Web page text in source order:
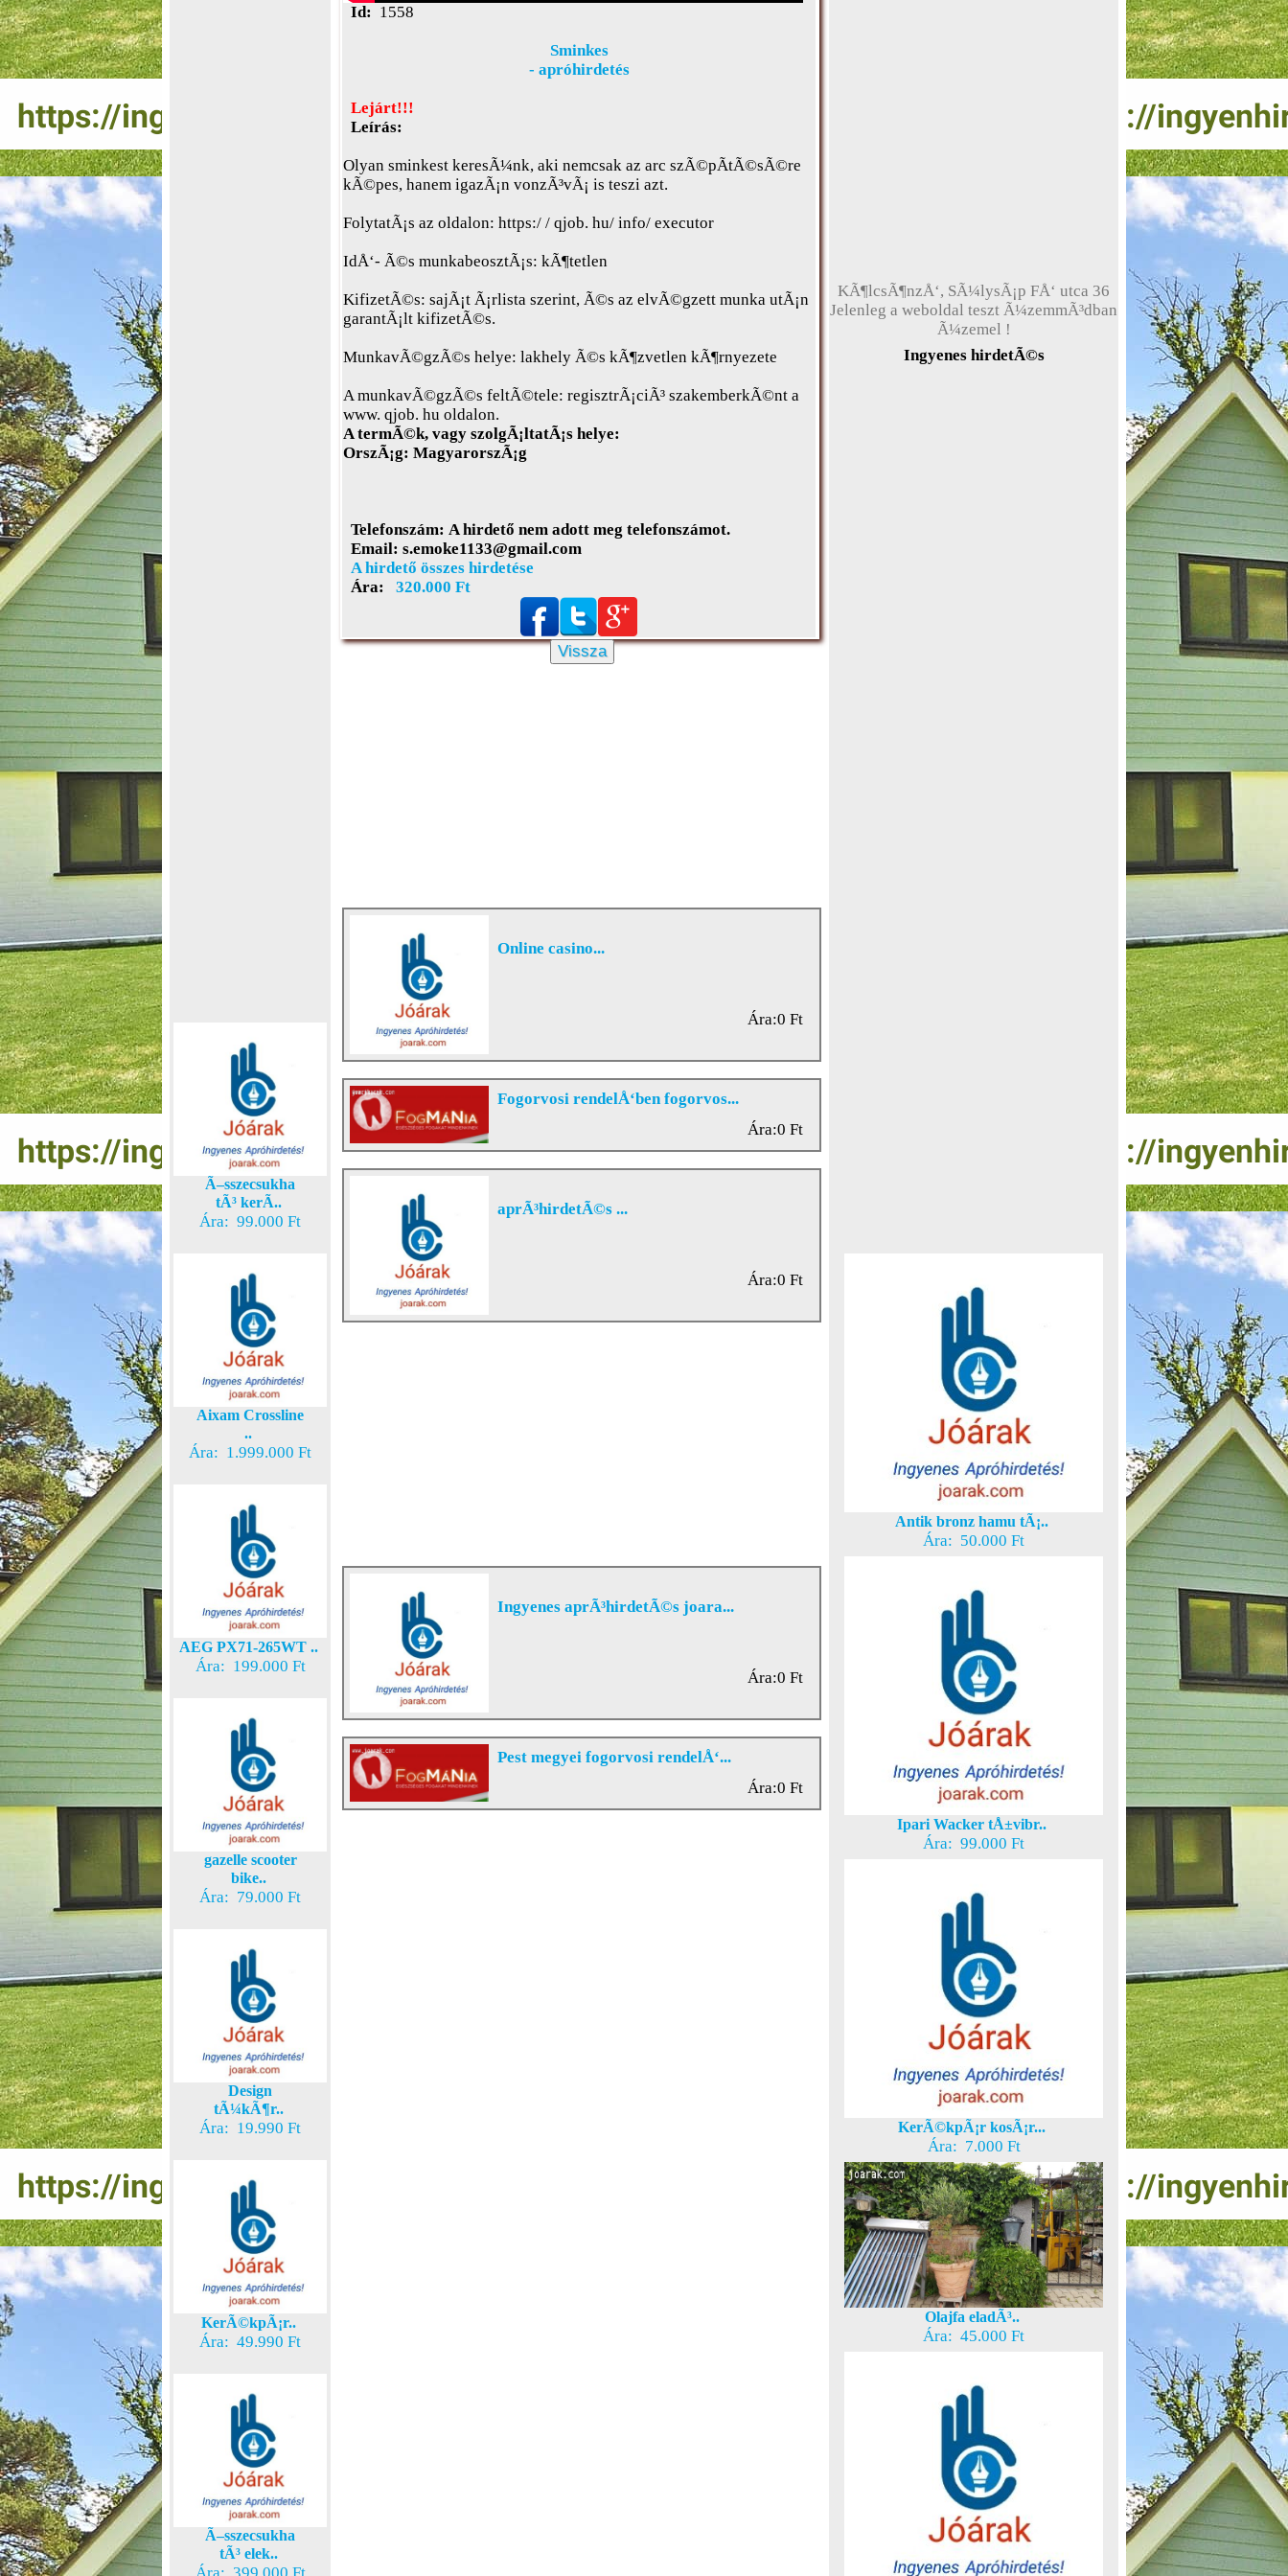
Ã–sszecsukha
tÃ³ kerÃ..
Ára: 99.000 Ft
Aixam Crossline
..
Ára: 1.999.000 Ft
AEG PX71-265WT ..
Ára: 199.000 Ft
gazelle scooter
bike..
Ára: 79.000 Ft
Design
tÃ¼kÃ¶r..
Ára: 19.990 Ft
KerÃ©kpÃ¡r..
Ára: 49.990 Ft
Ã–sszecsukha
tÃ³ elek..
Id: 1558
Sminkes
- apróhirdetés
Lejárt!!!
Leírás:
Olyan sminkest keresÃ¼nk, aki nemcsak az arc szÃ©pÃ­tÃ©sÃ©re
kÃ©pes, hanem igazÃ¡n vonzÃ³vÃ¡ is teszi azt.
FolytatÃ¡s az oldalon: https:/ / qjob. hu/ info/ executor
IdÅ‘- Ã©s munkabeosztÃ¡s: kÃ¶tetlen
KifizetÃ©s: sajÃ¡t Ã¡rlista szerint, Ã©s az elvÃ©gzett munka utÃ¡n
garantÃ¡lt kifizetÃ©s.
MunkavÃ©gzÃ©s helye: lakhely Ã©s kÃ¶zvetlen kÃ¶rnyezete
A munkavÃ©gzÃ©s feltÃ©tele: regisztrÃ¡ciÃ³ szakemberkÃ©nt a
www. qjob. hu oldalon.
A termÃ©k, vagy szolgÃ¡ltatÃ¡s helye:
OrszÃ¡g: MagyarorszÃ¡g
Telefonszám: A hirdető nem adott meg telefonszámot.
Email: s.emoke1133@gmail.com
A hirdető összes hirdetése
Ára:
320.000 Ft
Vissza
Online casino...
Ára:0 Ft
Fogorvosi rendelÅ‘ben fogorvos...
Ára:0 Ft
aprÃ³hirdetÃ©s ...
Ára:0 Ft
Ingyenes aprÃ³hirdetÃ©s joara...
Ára:0 Ft
Pest megyei fogorvosi rendelÅ‘...
Ára:0 Ft
Jelenleg a weboldal teszt Ã¼zemmÃ³dban
Ã¼zemel !
Ingyenes hirdetÃ©s
Antik bronz hamu tÃ¡..
Ára: 50.000 Ft
Ipari Wacker tÅ±vibr..
Ára: 99.000 Ft
KerÃ©kpÃ¡r kosÃ¡r...
Ára: 7.000 Ft
Olajfa eladÃ³..
Ára: 45.000 Ft